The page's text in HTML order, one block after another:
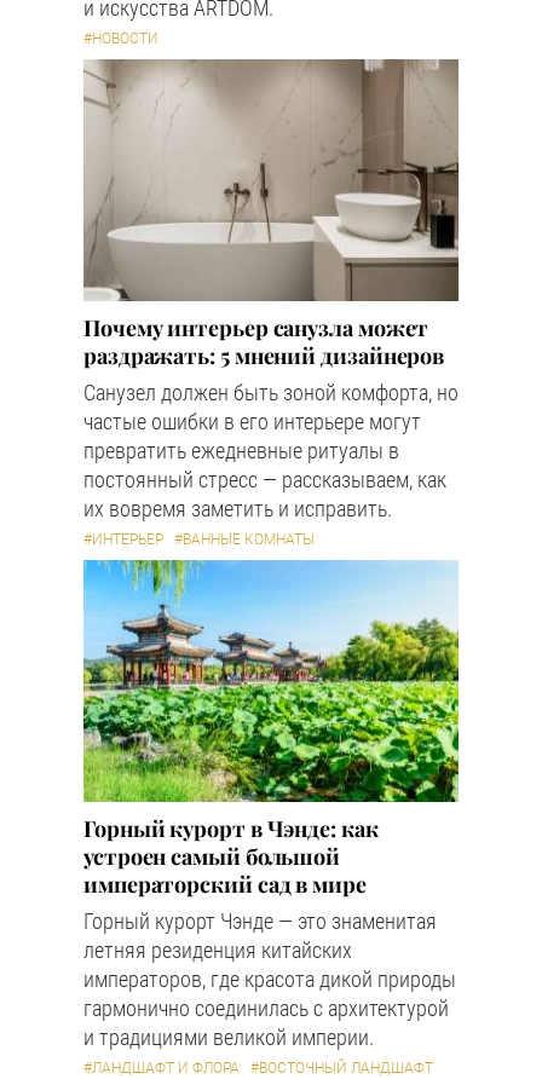
и искусства ARTDOM.
#НОВОСТИ
Почему интерьер санузла может
раздражать: 5 мнений дизайнеров
Санузел должен быть зоной комфорта, но
частые ошибки в его интерьере могут
превратить ежедневные ритуалы в
постоянный стресс — рассказываем, как
их вовремя заметить и исправить.
#ИНТЕРЬЕР #ВАННЫЕ КОМНАТЫ
Горный курорт в Чэнде: как
устроен самый большой
императорский сад в мире
Горный курорт Чэнде — это знаменитая
летняя резиденция китайских
императоров, где красота дикой природы
гармонично соединилась с архитектурой
и традициями великой империи.
#ЛАНДШАФТ И ФЛОРА #ВОСТОЧНЫЙ ЛАНДШАФТ